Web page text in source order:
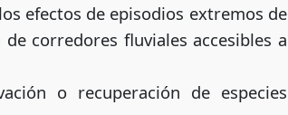
efectos de episodios extremos de
corredores fluviales accesibles a
o recuperación de especies